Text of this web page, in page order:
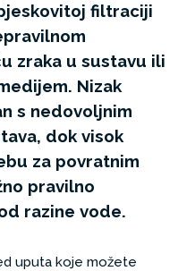
filtraciji
zraka u sustavu ili
Nizak
s nedovoljnim
dok visok
za povratnim
pravilno
razine vode.
uputa koje možete